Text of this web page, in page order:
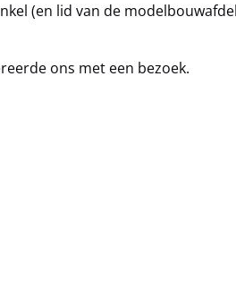
(en lid van de
ons met een bezoek.